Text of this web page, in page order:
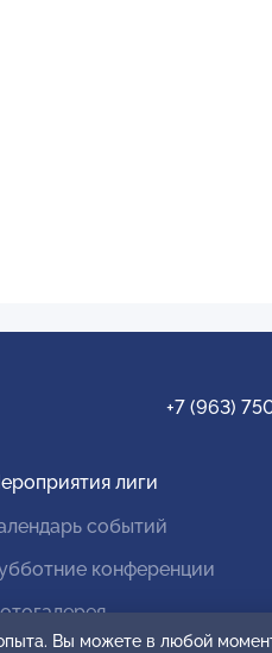
+7 (963)
лиги
событий
конференции
Вы можете в любой